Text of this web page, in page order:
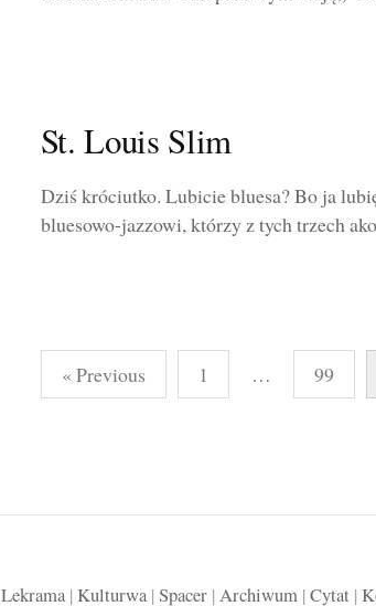
St. Louis Slim
Dziś króciutko. Lubicie bluesa? Bo ja
bluesowo-jazzowi, którzy z tych trzech
Stronicowanie
« Previous 1 … 99
Lekrama| Kulturwa| Spacer| Archiwum| Cytat|